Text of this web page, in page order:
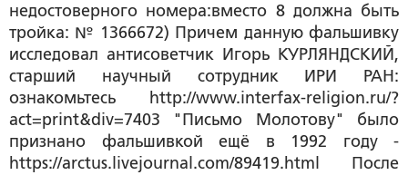
недостоверного номера:вместо 8 должна быть
тройка: № 1366672) Причем данную фальшивку
исследовал антисоветчик Игорь КУРЛЯНДСКИЙ,
старший научный сотрудник ИРИ РАН:
ознакомьтесь http://www.interfax-religion.ru/?
act=print&div=7403 "Письмо Молотову" было
признано фальшивкой ещё в 1992 году -
https://arctus.livejournal.com/89419.html После